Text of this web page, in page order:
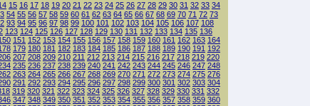
15 16 17 18 19 20 21 22 23 24 25 26 27 28 29 30 31 32 33 34
54 55 56 57 58 59 60 61 62 63 64 65 66 67 68 69 70 71 72 73
93 94 95 96 97 98 99 100 101 102 103 104 105 106 107 108
123 124 125 126 127 128 129 130 131 132 133 134 135 136
151 152 153 154 155 156 157 158 159 160 161 162 163 164
179 180 181 182 183 184 185 186 187 188 189 190 191 192
207 208 209 210 211 212 213 214 215 216 217 218 219 220
235 236 237 238 239 240 241 242 243 244 245 246 247 248
263 264 265 266 267 268 269 270 271 272 273 274 275 276
291 292 293 294 295 296 297 298 299 300 301 302 303 304
319 320 321 322 323 324 325 326 327 328 329 330 331 332
347 348 349 350 351 352 353 354 355 356 357 358 359 360